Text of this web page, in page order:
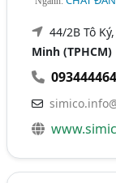
44/2B Tô
Minh (TPHCM)